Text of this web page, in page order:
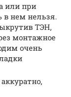
или при
в нем нельзя.
ТЭН,
монтажное
очень